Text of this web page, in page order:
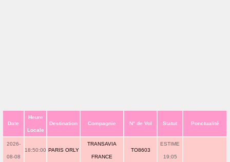
Date
Heure
Locale
Destination Compagnie N° de Vol Statut Ponctualité
2026-
08-08
18:50:00 PARIS ORLY
TRANSAVIA
FRANCE
TO8603
ESTIME
19:05